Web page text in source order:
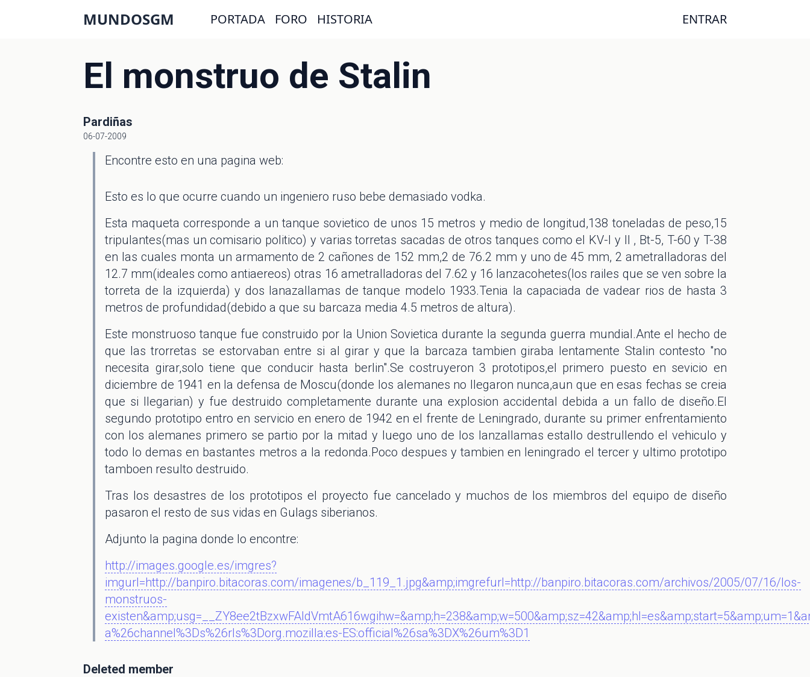
MUNDOSGM PORTADA FORO HISTORIA ENTRAR
El monstruo de Stalin
Pardiñas
06-07-2009
Encontre esto en una pagina web:
Esto es lo que ocurre cuando un ingeniero ruso bebe demasiado vodka.
Esta maqueta corresponde a un tanque sovietico de unos 15 metros y medio de longitud,138 toneladas de peso,15
tripulantes(mas un comisario politico) y varias torretas sacadas de otros tanques como el KV-I y II , Bt-5, T-60 y T-38
en las cuales monta un armamento de 2 cañones de 152 mm,2 de 76.2 mm y uno de 45 mm, 2 ametralladoras del
12.7 mm(ideales como antiaereos) otras 16 ametralladoras del 7.62 y 16 lanzacohetes(los railes que se ven sobre la
torreta de la izquierda) y dos lanazallamas de tanque modelo 1933.Tenia la capaciada de vadear rios de hasta 3
metros de profundidad(debido a que su barcaza media 4.5 metros de altura).
Este monstruoso tanque fue construido por la Union Sovietica durante la segunda guerra mundial.Ante el hecho de
que las trorretas se estorvaban entre si al girar y que la barcaza tambien giraba lentamente Stalin contesto "no
necesita girar,solo tiene que conducir hasta berlin".Se costruyeron 3 prototipos,el primero puesto en sevicio en
diciembre de 1941 en la defensa de Moscu(donde los alemanes no llegaron nunca,aun que en esas fechas se creia
que si llegarian) y fue destruido completamente durante una explosion accidental debida a un fallo de diseño.El
segundo prototipo entro en servicio en enero de 1942 en el frente de Leningrado, durante su primer enfrentamiento
con los alemanes primero se partio por la mitad y luego uno de los lanzallamas estallo destrullendo el vehiculo y
todo lo demas en bastantes metros a la redonda.Poco despues y tambien en leningrado el tercer y ultimo prototipo
tamboen resulto destruido.
Tras los desastres de los prototipos el proyecto fue cancelado y muchos de los miembros del equipo de diseño
pasaron el resto de sus vidas en Gulags siberianos.
Adjunto la pagina donde lo encontre:
http://images.google.es/imgres?
imgurl=http://banpiro.bitacoras.com/imagenes/b_119_1.jpg&amp;imgrefurl=http://banpiro.bitacoras.com/archivos/2005/07/16/los-
monstruos-
a%26channel%3Ds%26rls%3Dorg.mozilla:es-ES:official%26sa%3DX%26um%3D1
Deleted member